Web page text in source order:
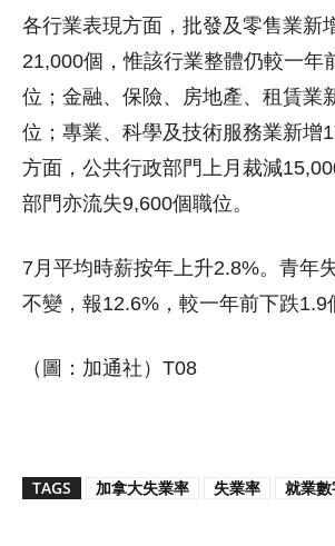
各行業表現方面，批發及零售業新
21,000個，惟該行業整體仍較一年
位；金融、保險、房地產、租賃業
位；專業、科學及技術服務業新增
方面，公共行政部門上月裁減
部門亦流失9,600個職位。
7月平均時薪按年上升2.8%。青年
不變，報12.6%，較一年前下跌1.9
（圖：加通社）T08
TAGS 加拿大失業率 失業率 就業